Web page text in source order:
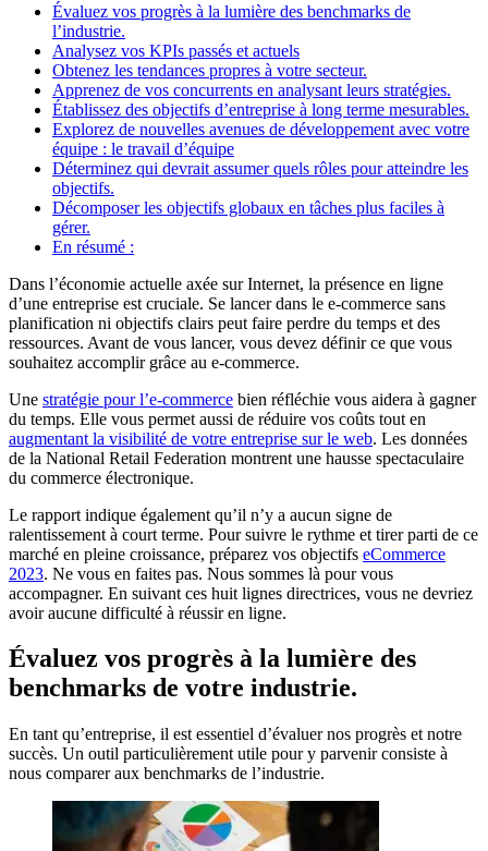
Évaluez vos progrès à la lumière des benchmarks de
l’industrie.
Analysez vos KPIs passés et actuels
Obtenez les tendances propres à votre secteur.
Apprenez de vos concurrents en analysant leurs stratégies.
Établissez des objectifs d’entreprise à long terme mesurables.
Explorez de nouvelles avenues de développement avec votre
équipe : le travail d’équipe
Déterminez qui devrait assumer quels rôles pour atteindre les
objectifs.
Décomposer les objectifs globaux en tâches plus faciles à
gérer.
En résumé :
Dans l’économie actuelle axée sur Internet, la présence en ligne
d’une entreprise est cruciale. Se lancer dans le e-commerce sans
planification ni objectifs clairs peut faire perdre du temps et des
ressources. Avant de vous lancer, vous devez définir ce que vous
souhaitez accomplir grâce au e-commerce.
Une stratégie pour l’e‑commerce bien réfléchie vous aidera à gagner
du temps. Elle vous permet aussi de réduire vos coûts tout en
augmentant la visibilité de votre entreprise sur le web. Les données
de la National Retail Federation montrent une hausse spectaculaire
du commerce électronique.
Le rapport indique également qu’il n’y a aucun signe de
ralentissement à court terme. Pour suivre le rythme et tirer parti de ce
marché en pleine croissance, préparez vos objectifs eCommerce
2023. Ne vous en faites pas. Nous sommes là pour vous
accompagner. En suivant ces huit lignes directrices, vous ne devriez
avoir aucune difficulté à réussir en ligne.
Évaluez vos progrès à la lumière des
benchmarks de votre industrie.
En tant qu’entreprise, il est essentiel d’évaluer nos progrès et notre
succès. Un outil particulièrement utile pour y parvenir consiste à
nous comparer aux benchmarks de l’industrie.